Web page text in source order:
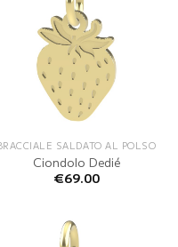
SALDATO AL POLSO
Ciondolo Dedié
€69.00